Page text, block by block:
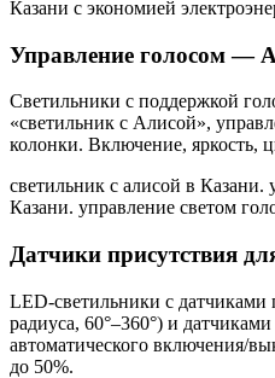
Казани с экономией
Управление голосом —
Светильники с поддержкой
«светильник с Алисой»,
колонки. Включение, яркость,
светильник с алисой в
Казани. управление светом
Датчики присутствия
LED-светильники с датчиками
радиуса, 60°–360°) и
автоматического включения/
до 50%.